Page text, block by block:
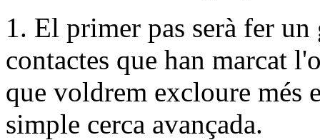
1. El primer pas serà fer
contactes que han marcat
que voldrem excloure més
simple cerca avançada.